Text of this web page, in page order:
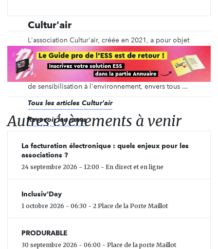
Cultur'air
L'association Cultur'air, créée en 2021, a pour objet
de mettre en valeur la biodiversité notamment par
l'organisation d' événements culturels sur
Roquemaure et ses alentours. Parmi ses projets, des
balades de découvertes de la nature et des actions
de sensibilisation à l'environnement, envers tous ...
Tous les articles Cultur'air
Recevoir les news
Autres évènements à venir
La facturation électronique : quels enjeux pour les
associations ?
24 septembre 2026 - 12:00 - En direct et en ligne
Inclusiv'Day
1 octobre 2026 - 06:30 - 2 Place de la Porte Maillot
PRODURABLE
30 septembre 2026 - 06:00 - Place de la porte Maillot